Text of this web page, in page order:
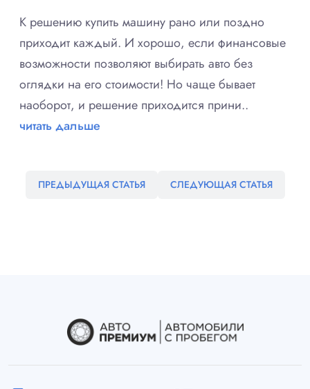
К решению купить машину рано или поздно
приходит каждый. И хорошо, если финансовые
возможности позволяют выбирать авто без
оглядки на его стоимости! Но чаще бывает
наоборот, и решение приходится прини..
читать дальше
ПРЕДЫДУЩАЯ СТАТЬЯ СЛЕДУЮЩАЯ СТАТЬЯ